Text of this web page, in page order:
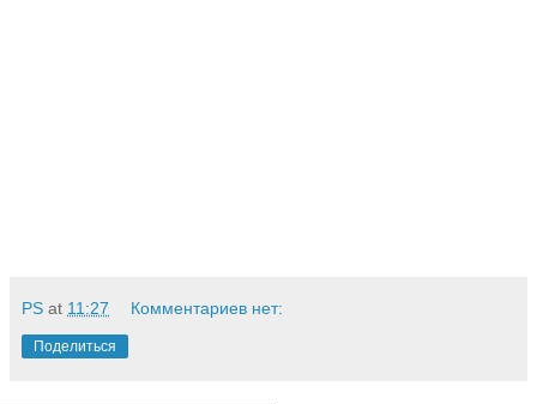
PS at 11:27 Комментариев нет:
Поделиться